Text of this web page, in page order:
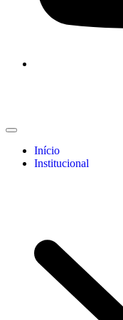
Início
Institucional